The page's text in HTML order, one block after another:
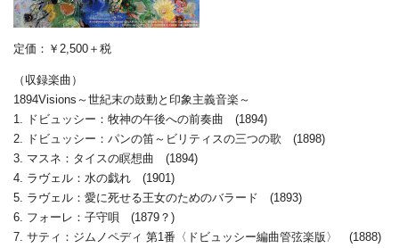
定価：￥2,500＋税
（収録楽曲）
1894Visions～世紀末の鼓動と印象主義音楽～
1. ドビュッシー：牧神の午後への前奏曲 (1894)
2. ドビュッシー：パンの笛～ビリティスの三つの歌 (1898)
3. マスネ：タイスの瞑想曲 (1894)
4. ラヴェル：水の戯れ (1901)
5. ラヴェル：愛に死せる王女のためのバラード (1893)
6. フォーレ：子守唄 (1879？)
7. サティ：ジムノペディ 第1番〈ドビュッシー編曲管弦楽版〉 (1888)